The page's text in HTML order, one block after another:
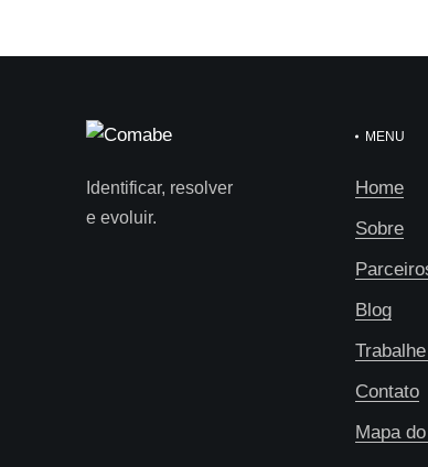
Identificar, resolver
e evoluir.
MENU
Home
Sobre
Blog
Contato
Mapa